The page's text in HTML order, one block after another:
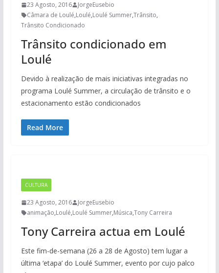
23 Agosto, 2016
JorgeEusebio
Câmara de Loulé,Loulé,Loulé Summer,Trânsito,
Trânsito Condicionado
Trânsito condicionado em
Loulé
Devido à realização de mais iniciativas integradas no
programa Loulé Summer, a circulação de trânsito e o
estacionamento estão condicionados
Read More
CULTURA
23 Agosto, 2016
JorgeEusebio
animação,Loulé,Loulé Summer,Música,Tony Carreira
Tony Carreira actua em Loulé
Este fim-de-semana (26 a 28 de Agosto) tem lugar a
última ‘etapa’ do Loulé Summer, evento por cujo palco